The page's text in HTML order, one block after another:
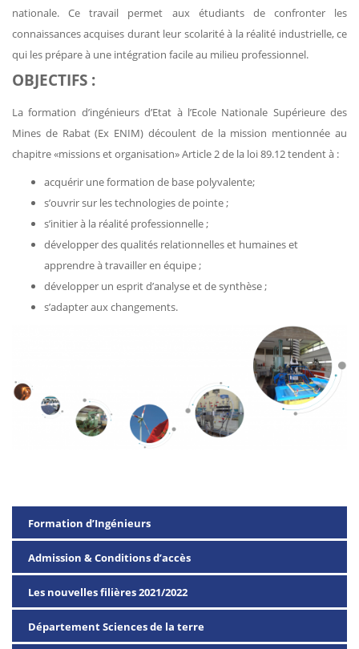
Formation d’Ingénieurs
Admission & Conditions d’accès
Les nouvelles filières 2021/2022
Département Sciences de la terre
nationale. Ce travail permet aux étudiants de confronter les
connaissances acquises durant leur scolarité à la réalité industrielle, ce
qui les prépare à une intégration facile au milieu professionnel.
OBJECTIFS :
La formation d’ingénieurs d’Etat à l’Ecole Nationale Supérieure des
Mines de Rabat (Ex ENIM) découlent de la mission mentionnée au
chapitre «missions et organisation» Article 2 de la loi 89.12 tendent à :
acquérir une formation de base polyvalente;
s’ouvrir sur les technologies de pointe ;
s’initier à la réalité professionnelle ;
développer des qualités relationnelles et humaines et
apprendre à travailler en équipe ;
développer un esprit d’analyse et de synthèse ;
s’adapter aux changements.